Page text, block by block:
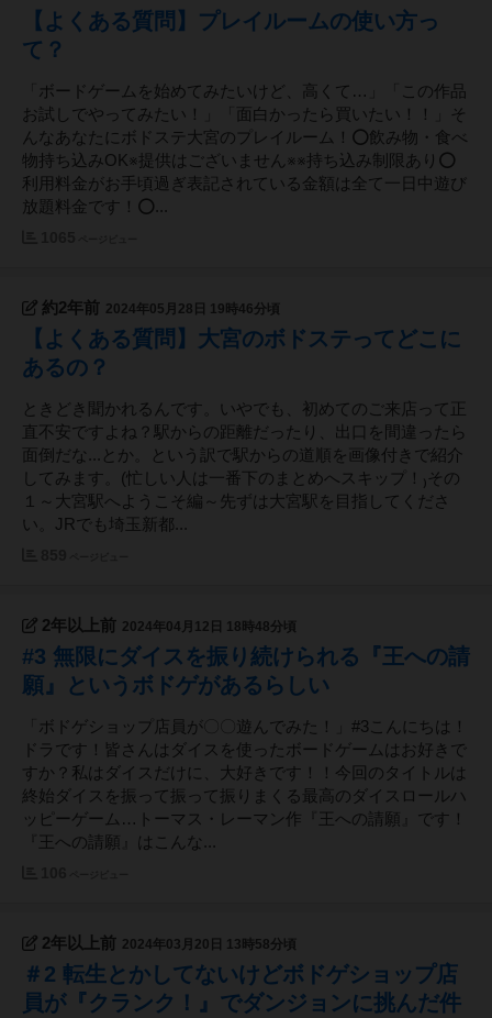
【よくある質問】プレイルームの使い方っ
て？
「ボードゲームを始めてみたいけど、高くて…」「この作品
お試しでやってみたい！」「面白かったら買いたい！！」そ
んなあなたにボドステ大宮のプレイルーム！⭕️飲み物・食べ
物持ち込みOK※提供はございません※※持ち込み制限あり⭕️
利用料金がお手頃過ぎ表記されている金額は全て一日中遊び
放題料金です！⭕️...
約2年前 2024年05月28日 19時46分頃
【よくある質問】大宮のボドステってどこに
あるの？
ときどき聞かれるんです。いやでも、初めてのご来店って正
直不安ですよね？駅からの距離だったり、出口を間違ったら
面倒だな...とか。という訳で駅からの道順を画像付きで紹介
してみます。(忙しい人は一番下のまとめへスキップ！₎その
１～大宮駅へようこそ編～先ずは大宮駅を目指してくださ
い。JRでも埼玉新都...
2年以上前 2024年04月12日 18時48分頃
#3 無限にダイスを振り続けられる『王への請
願』というボドゲがあるらしい
「ボドゲショップ店員が〇〇遊んでみた！」#3こんにちは！
ドラです！皆さんはダイスを使ったボードゲームはお好きで
すか？私はダイスだけに、大好きです！！今回のタイトルは
終始ダイスを振って振って振りまくる最高のダイスロールハ
ッピーゲーム…トーマス・レーマン作『王への請願』です！
『王への請願』はこんな...
2年以上前 2024年03月20日 13時58分頃
＃2 転生とかしてないけどボドゲショップ店
員が『クランク！』でダンジョンに挑んだ件